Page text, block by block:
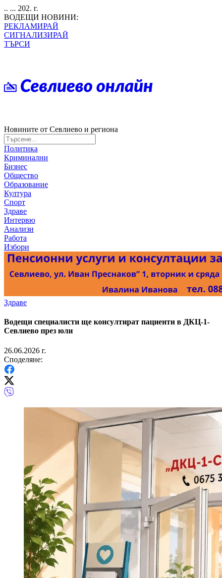
.. ... 202. г.
ВОДЕЩИ НОВИНИ:
РЕКЛАМИРАЙ
СИГНАЛИЗИРАЙ
ТЪРСИ
Новините от Севлиево и региона
Политика
Криминални
Бизнес
Общество
Образование
Култура
Спорт
Здраве
Интервю
Анализи
Работа
Избори
Здраве
Водещи специалисти ще консултират пациенти в ДКЦ-1-
Севлиево през юли
26.06.2026 г.
Споделяне: